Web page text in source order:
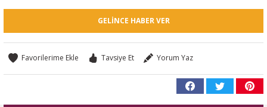
GELINCE HABER VER
Tavsiye Et Yorum Yaz